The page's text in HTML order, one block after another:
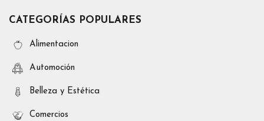
CATEGORÍAS POPULARES
Alimentacion
Automoción
Belleza y Estética
Comercios